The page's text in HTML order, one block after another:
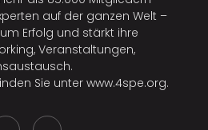
auf der ganzen Welt –
Erfolg und stärkt ihre
Veranstaltungen,
Sie unter www.4spe.org.